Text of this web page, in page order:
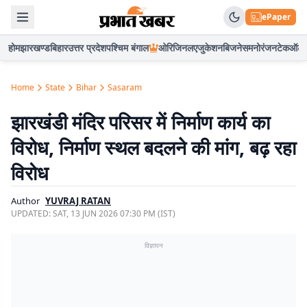
ePaper
होमझारखण्डबिहारउत्तर प्रदेशपश्चिम बंगाल ओरिजिनलएजुकेशनबिजनेसमनोरंजनटेकऑटो
Home State Bihar Sasaram
झारखंडी मंदिर परिसर में निर्माण कार्य का
विरोध, निर्माण स्थल बदलने की मांग, बढ़ रहा
विरोध
Author YUVRAJ RATAN
UPDATED:SAT, 13 JUN 2026 07:30 PM (IST)
विज्ञापन